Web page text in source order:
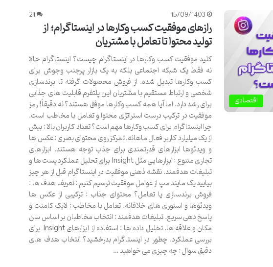
اقتصادی
15/09/1403
21
رازهای موفقیت کسب وکارها در اینستاگرام؛ از
تولید محتوا تا تعامل با مشتریان
کلید موفقیت کسب وکارها در اینستاگرام چیست؟ اینستاگرام حالا
نه فقط یک شبکه اجتماعی بلکه به یک بازار پرجنب وجوش برای
کسب وکارها تبدیل شده. از فروش محصولات گرفته تا برندسازی
شخصی و ارتباط مستقیم با مشتریان این پلتفرم قابلیت های جذابی
برای رشد دارد. اما آیا همه کسب وکارها موفق هستند؟ نه دقیقاً! رمز
موفقیت در ترکیب درست استراتژی محتوا و تعامل با مخاطب است.
چرا اینستاگرام برای کسب وکارها مهم است؟ تعداد کاربران بالا : بیش
از یک میلیارد کاربر فعال ماهانه. تمرکز روی محتوای بصری : عکس ها
و ویدئوها ابزارهای قدرتمندی برای جذب توجه هستند. ابزارهای
تجاری متنوع : ابزارهایی مثل Insight برای تحلیل عملکرد پست ها و
تبلیغات هدفمند. نقشه ذهنی موفقیت در اینستاگرام قبل از هر چیز
بیایید یک مایند مپ از عوامل موفقیت ترسیم کنیم : تعریف هدف ها :
فروش برندسازی یا تعامل؟ محتوای جذاب : ترکیبی از عکس ها
ویدئوها و استوری های خلاقانه. تعامل با مخاطب : لایک کامنت و
پاسخ دهی سریع. تبلیغات هدفمند : انتخاب مخاطبان بر اساس سن
مکان و علاقه ها. تحلیل داده ها : استفاده از ابزارهای Insight برای
بررسی عملکرد. چطور در اینستاگرام بدرخشید؟ انتخاب هدف های
دقیق سوال : چه چیزی می خواهید …